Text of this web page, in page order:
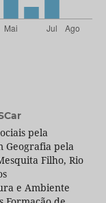
pela
Geografia pela
Filho, Rio
e Ambiente